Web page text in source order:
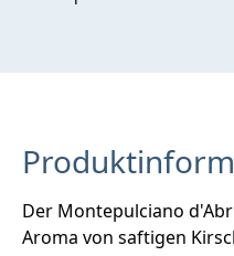
Der Montepulciano
Aroma von saftigen